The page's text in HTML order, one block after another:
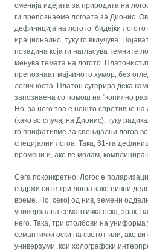
сменија идејата за природата на
ги препознаеме логоата за Дионис.
дефиниција на логото, бидејќи
ирационално, туку го вклучува.
позадина која ги нагласува темните
менува темата на логото.
препознаат мајчиното хумор, без
логичноста. Платон сугерира дека
запознаена со помош на "копилно
Но, за него тоа е нешто спротивно
(како во случај на Дионис), туку
го прифативме за специјални логоа
специјални логоа. Така, 61-та
промени и, ако ве молам,
Сега поконкретно: Логос е
содржи сите три логоа како нивни
време. Но, секој од нив, земени
универзална семантичка оска, зрак,
него. Така, три столбови на униформа
семантички оски на светот или, ако
универзуми, кои холографски